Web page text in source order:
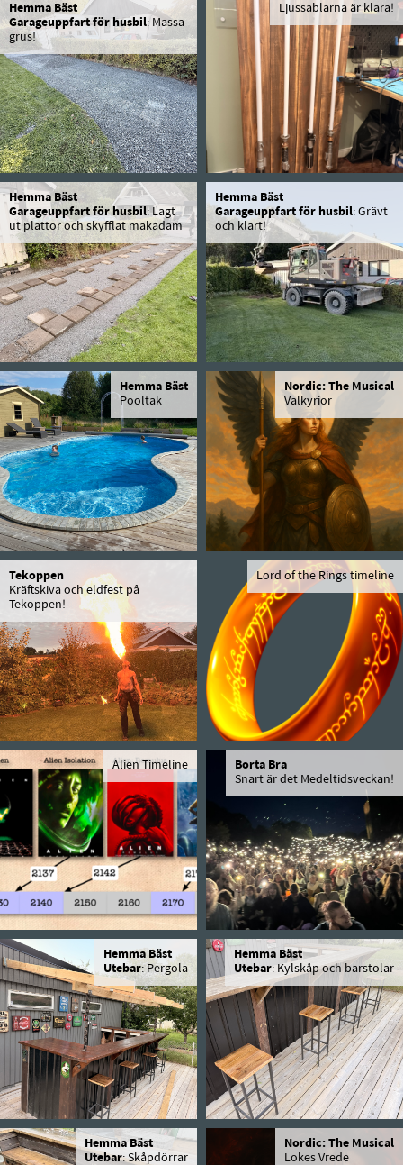
Hemma Bäst
Garageuppfart för husbil: Massa
grus!
Ljussablarna är klara!
Hemma Bäst
Garageuppfart för husbil: Lagt
ut plattor och skyfflat makadam
Hemma Bäst
Garageuppfart för husbil: Grävt
och klart!
Hemma Bäst
Pooltak
Nordic: The Musical
Valkyrior
Tekoppen
Kräftskiva och eldfest på
Tekoppen!
Lord of the Rings timeline
Alien Timeline
Borta Bra
Snart är det Medeltidsveckan!
Hemma Bäst
Utebar: Pergola
Hemma Bäst
Utebar: Kylskåp och barstolar
Hemma Bäst
Utebar: Skåpdörrar
Nordic: The Musical
Lokes Vrede